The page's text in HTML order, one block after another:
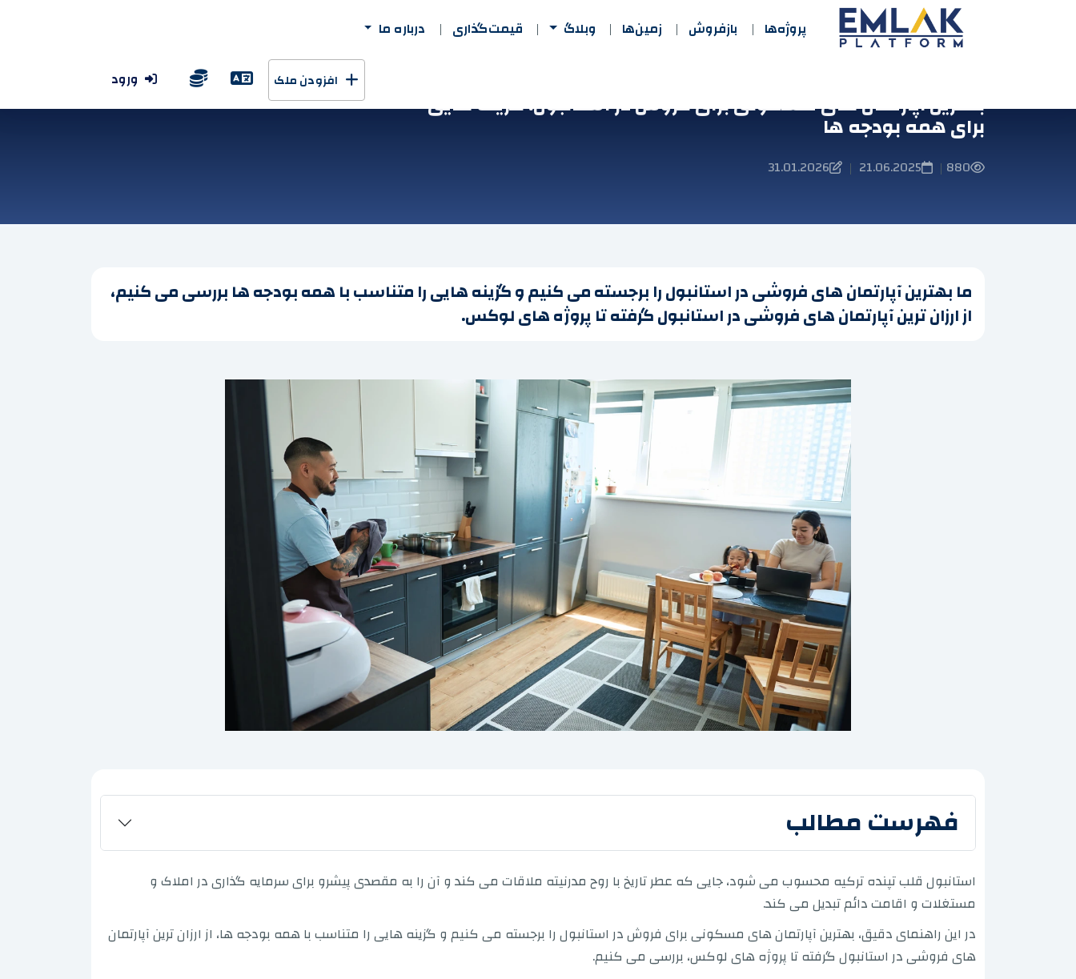
پروژه‌ها بازفروش زمین‌ها وبلاگ قیمت‌گذاری درباره ما
افزودن ملک ورود
بهترین آپارتمان های مسکونی برای فروش در استانبول: گزینه هایی
برای همه بودجه ها
880
|
21.06.2025
|
31.01.2026
ما بهترین آپارتمان های فروشی در استانبول را برجسته می کنیم و گزینه هایی را متناسب با همه بودجه ها بررسی می کنیم،
از ارزان ترین آپارتمان های فروشی در استانبول گرفته تا پروژه های لوکس.
فهرست مطالب
استانبول قلب تپنده ترکیه محسوب می شود، جایی که عطر تاریخ با روح مدرنیته ملاقات می کند و آن را به مقصدی پیشرو برای سرمایه گذاری در املاک و
مستغلات و اقامت دائم تبدیل می کند.
در این راهنمای دقیق، بهترین آپارتمان های مسکونی برای فروش در استانبول را برجسته می کنیم و گزینه هایی را متناسب با همه بودجه ها، از ارزان ترین آپارتمان
های فروشی در استانبول گرفته تا پروژه های لوکس، بررسی می کنیم.